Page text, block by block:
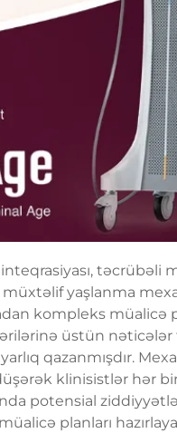
təcrübəli
yaşlanma
kompleks müalicə
üstün
qazanmışdır.
klinisistlər hər
potensial
planları